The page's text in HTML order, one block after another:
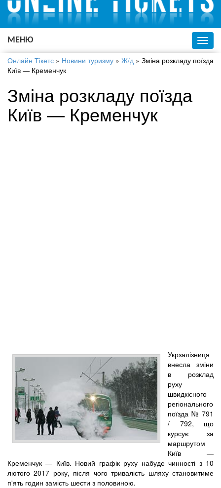
Російська
Українська
МЕНЮ
Онлайн Тікетс » Новини туризму » Ж/д » Зміна розкладу поїзда
Київ — Кременчук
Зміна розкладу поїзда
Київ — Кременчук
Укрзалізниця
внесла зміни
в розклад
руху
швидкісного
регіонального
поїзда № 791
/ 792, що
курсує за
маршрутом
Київ —
Кременчук — Київ. Новий графік руху набуде чинності з 10
лютого 2017 року, після чого тривалість шляху становитиме
п'ять годин замість шести з половиною.